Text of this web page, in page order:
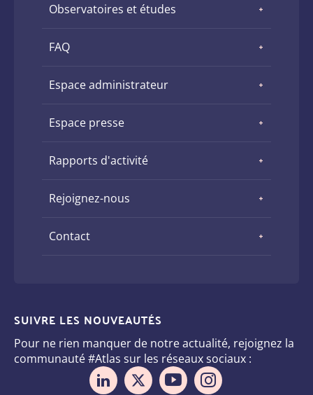
Observatoires et études
FAQ
Espace administrateur
Espace presse
Rapports d'activité
Rejoignez-nous
Contact
SUIVRE LES NOUVEAUTÉS
Pour ne rien manquer de notre actualité, rejoignez la
communauté #Atlas sur les réseaux sociaux :